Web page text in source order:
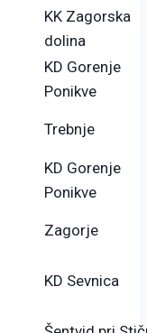
KK Zagorska
dolina
KD Gorenje
Ponikve
Trebnje
KD Gorenje
Ponikve
Zagorje
KD Sevnica